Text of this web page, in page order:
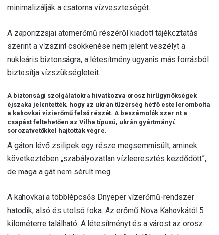
minimalizálják a csatorna vízveszteségét.
A zaporizzsjai atomerőmű részéről kiadott tájékoztatás
szerint a vízszint csökkenése nem jelent veszélyt a
nukleáris biztonságra, a létesítmény ugyanis más forrásból
biztosítja vízszükségleteit.
A biztonsági szolgálatokra hivatkozva orosz hírügynökségek
éjszaka jelentették, hogy az ukrán tüzérség hétfő este lerombolta
a kahovkai vízierőmű felső részét. A beszámolók szerint a
csapást feltehetően az Vilha típusú, ukrán gyártmányú
sorozatvetőkkel hajtották végre.
A gáton lévő zsilipek egy része megsemmisült, aminek
következtében „szabályozatlan vízleeresztés kezdődött”,
de maga a gát nem sérült meg.
A kahovkai a többlépcsős Dnyeper vízerőmű-rendszer
hatodik, alsó és utolsó foka. Az erőmű Nova Kahovkától 5
kilométerre található. A létesítményt és a várost az orosz